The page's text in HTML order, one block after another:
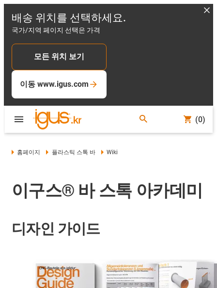
배송 위치를 선택하세요.
국가/지역 페이지 선택은 가격
모든 위치 보기
이동 www.igus.com
(0)
홈페이지 플라스틱 스톡 바 Wiki
이구스® 바 스톡 아카데미
디자인 가이드